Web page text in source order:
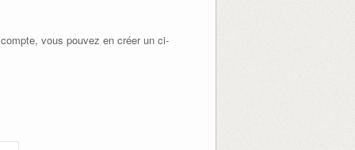
vous pouvez en créer un ci-